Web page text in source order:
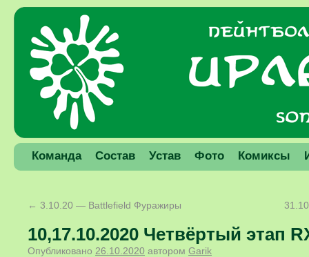
Команда Состав Устав Фото Комиксы
← 3.10.20 — Battlefield Фуражиры
10,17.10.2020 Четвёртый этап
Опубликовано 26.10.2020 автором Garik